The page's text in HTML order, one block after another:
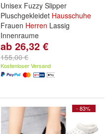
Unisex Fuzzy Slipper
Pluschgekleidet Hausschuhe
Frauen Herren Lassig
Innenraume
ab 26,32 €
155,00 €
Kostenloser Versand
- 83%